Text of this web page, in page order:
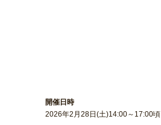
開催日時
2026年2月28日(土)14:00～17:00頃